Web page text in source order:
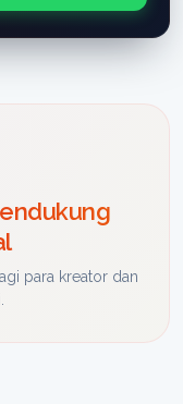
para kreator dan